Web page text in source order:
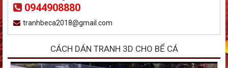
0944908880
tranhbeca2018@gmail.com
CÁCH DÁN TRANH 3D CHO BỂ CÁ